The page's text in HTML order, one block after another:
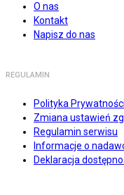
O nas
Kontakt
Napisz do nas
REGULAMIN
Polityka Prywatności
Zmiana ustawień
Regulamin serwisu
Informacje o
Deklaracja